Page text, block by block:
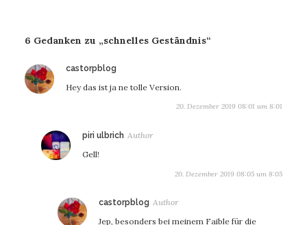
6 Gedanken zu „schnelles Geständnis“
castorpblog
Hey das ist ja ne tolle Version.
20. Dezember 2019 08:01 um 8:01
piri ulbrich sagt:
Gell!
20. Dezember 2019 08:05 um 8:05
castorpblog sagt:
Jep, besonders bei meinem Faible für die